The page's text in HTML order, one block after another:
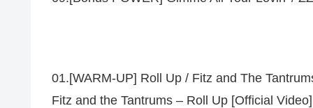
01.[WARM-UP] Roll Up / Fitz and The
Fitz and the Tantrums – Roll Up [Official Video]